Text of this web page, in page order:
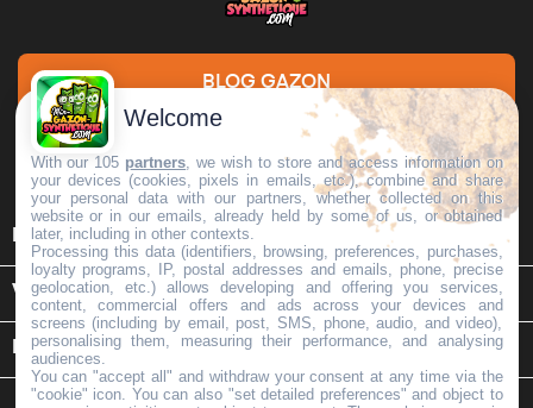
BLOG GAZON
DEMANDE DE DEVIS
INFORMATIONS 
VOTRE COMPTE 
INFORMATIONS SUR LE MAGASIN keyboard_arrow_down
Welcome
With our 105 partners , we wish to store and access information on
your devices (cookies, pixels in emails, etc.), combine and share
your personal data with our partners, whether collected on this
website or in our emails, already held by some of us, or obtained
later, including in other contexts.
Processing this data (identifiers, browsing, preferences, purchases,
loyalty programs, IP, postal addresses and emails, phone, precise
geolocation, etc.) allows developing and offering you services,
content, commercial offers and ads across your devices and
screens (including by email, post, SMS, phone, audio, and video),
personalising them, measuring their performance, and analysing
audiences.
You can "accept all" and withdraw your consent at any time via the
"cookie" icon . You can also "set detailed preferences" and object to